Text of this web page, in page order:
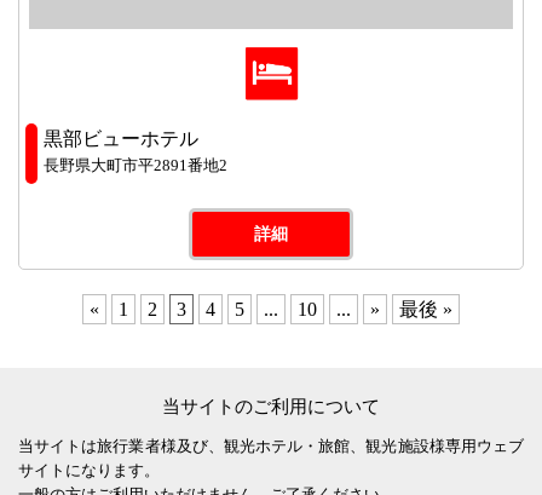
黒部ビューホテル
長野県大町市平2891番地2
詳細
« 1 2 3 4 5 ... 10 ... » 最後 »
当サイトのご利用について
当サイトは旅行業者様及び、観光ホテル・旅館、観光施設様専用ウェブ
サイトになります。